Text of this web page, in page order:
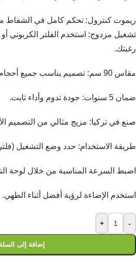
ريموت كنترول: تحكم كامل في
تشغيل مزدوج: استخدم الفلتر الكربوني
رغبتك.
مقاس 90 سم: تصميم يناسب جميع أحجام المطابخ العصرية.
ضمان 5 سنوات: جودة تدوم وأداء ثابت.
صنع في تركيا: مزيج مثالي من التصميم
طريقة الاستخدام: حدد وضع التشغيل
اضبط السرعة المناسبة من خلال لوحة
استخدم الإضاءة لرؤية أفضل أثناء الطهي.
-
+
إضافة إلى السلة